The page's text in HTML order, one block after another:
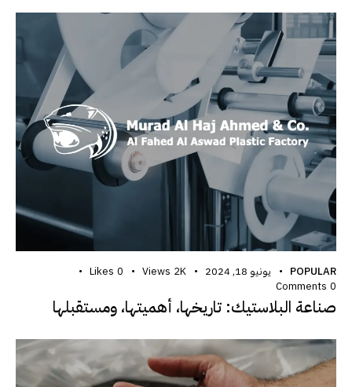
POPULAR يونيو 18, 2024 2K
Views
0
Likes
0
Comments
صناعة البلاستيك: تاريخها، أهميتها، ومستقبلها